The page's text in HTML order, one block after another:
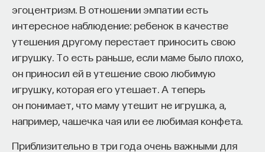
эгоцентризм. В отношении эмпатии есть
интересное наблюдение: ребенок в качестве
утешения другому перестает приносить свою
игрушку. То есть раньше, если маме было плохо,
он приносил ей в утешение свою любимую
игрушку, которая его утешает. А теперь
он понимает, что маму утешит не игрушка, а,
например, чашечка чая или ее любимая конфета.
Приблизительно в три года очень важными для